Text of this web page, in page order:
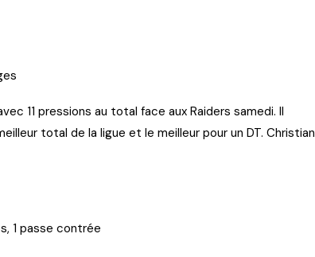
11 pressions au total face aux Raiders samedi. Il
total de la ligue et le meilleur pour un DT. Christian
1 passe contrée